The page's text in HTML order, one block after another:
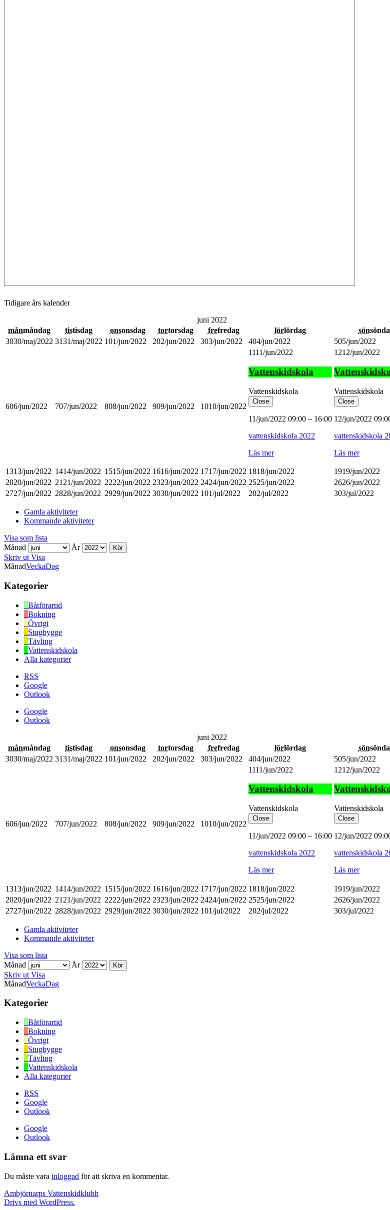
Tidigare års kalender
juni 2022
månmåndag tistisdag onsonsdag tortorsdag frefredag lörlördag sön
3030/maj/2022 3131/maj/2022 101/jun/2022 202/jun/2022 303/jun/2022 404/jun/2022 505/jun/2022
606/jun/2022 707/jun/2022 808/jun/2022 909/jun/2022 1010/jun/2022
1111/jun/2022
Vattenskidskola
Vattenskidskola
Close
11/jun/2022 09:00 – 16:00
vattenskidskola 2022
Läs mer
1212/jun/2022
Vattenskidskola
Close
12/jun/2022
vattenskidskola
Läs mer
1313/jun/2022 1414/jun/2022 1515/jun/2022 1616/jun/2022 1717/jun/2022 1818/jun/2022 1919/jun/2022
2020/jun/2022 21 21/jun/2022 2222/jun/2022 2323/jun/2022 2424/jun/2022 2525/jun/2022 2626/jun/2022
2727/jun/2022 2828/jun/2022 2929/jun/2022 3030/jun/2022 101/jul/2022 202/jul/2022 303/jul/2022
Gamla aktiviteter
Kommande aktiviteter
Visa som lista
Månad
År
Skriv ut Visa
MånadVeckaDag
Kategorier
Båtförartid
Bokning
Övrigt
Stugbygge
Tävling
Vattenskidskola
Alla kategorier
RSS
Google
Outlook
Google
Outlook
juni 2022
månmåndag tistisdag onsonsdag tortorsdag frefredag lörlördag sön
3030/maj/2022 3131/maj/2022 101/jun/2022 202/jun/2022 303/jun/2022 404/jun/2022 505/jun/2022
606/jun/2022 707/jun/2022 808/jun/2022 909/jun/2022 1010/jun/2022
1111/jun/2022
Vattenskidskola
Vattenskidskola
Close
11/jun/2022 09:00 – 16:00
vattenskidskola 2022
Läs mer
1212/jun/2022
Vattenskidskola
Close
12/jun/2022
vattenskidskola
Läs mer
1313/jun/2022 1414/jun/2022 1515/jun/2022 1616/jun/2022 1717/jun/2022 1818/jun/2022 1919/jun/2022
2020/jun/2022 21 21/jun/2022 2222/jun/2022 2323/jun/2022 2424/jun/2022 2525/jun/2022 2626/jun/2022
2727/jun/2022 2828/jun/2022 2929/jun/2022 3030/jun/2022 101/jul/2022 202/jul/2022 303/jul/2022
Gamla aktiviteter
Kommande aktiviteter
Visa som lista
Månad
År
Skriv ut Visa
MånadVeckaDag
Kategorier
Båtförartid
Bokning
Övrigt
Stugbygge
Tävling
Vattenskidskola
Alla kategorier
RSS
Google
Outlook
Google
Outlook
Lämna ett svar
Du måste vara inloggad för att skriva en kommentar.
Ambjörnarps Vattenskidklubb
Drivs med WordPress.